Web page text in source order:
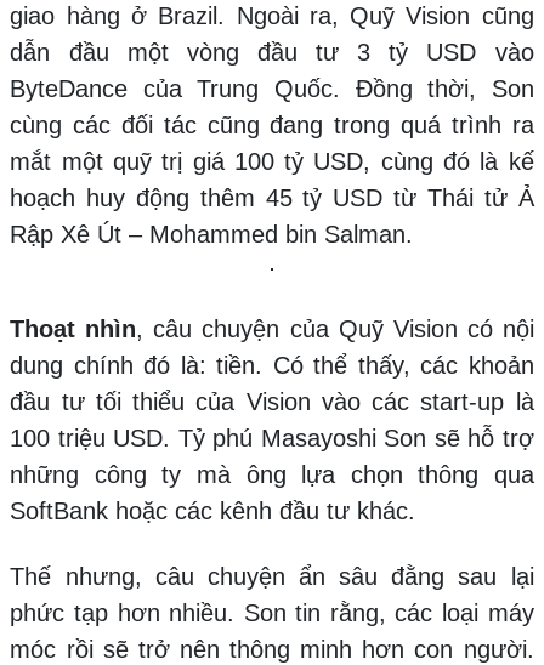
giao hàng ở Brazil. Ngoài ra, Quỹ Vision cũng
dẫn đầu một vòng đầu tư 3 tỷ USD vào
ByteDance của Trung Quốc. Đồng thời, Son
cùng các đối tác cũng đang trong quá trình ra
mắt một quỹ trị giá 100 tỷ USD, cùng đó là kế
hoạch huy động thêm 45 tỷ USD từ Thái tử Ả
Rập Xê Út – Mohammed bin Salman.
Thoạt nhìn, câu chuyện của Quỹ Vision có nội
dung chính đó là: tiền. Có thể thấy, các khoản
đầu tư tối thiểu của Vision vào các start-up là
100 triệu USD. Tỷ phú Masayoshi Son sẽ hỗ trợ
những công ty mà ông lựa chọn thông qua
SoftBank hoặc các kênh đầu tư khác.
Thế nhưng, câu chuyện ẩn sâu đằng sau lại
phức tạp hơn nhiều. Son tin rằng, các loại máy
móc rồi sẽ trở nên thông minh hơn con người.